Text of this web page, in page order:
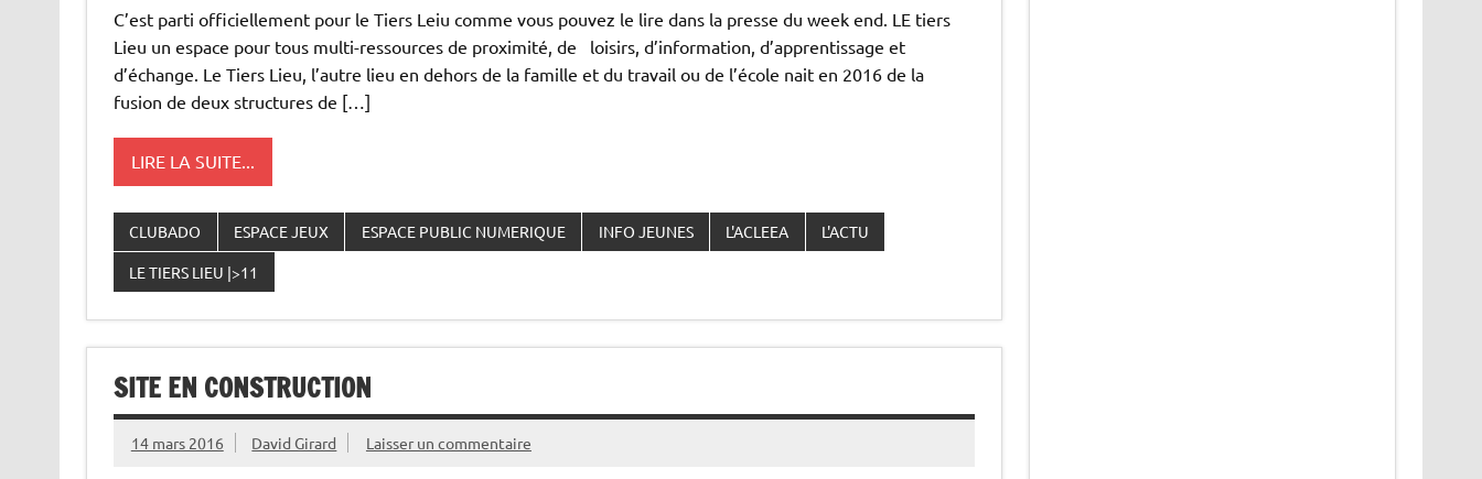
C’est parti officiellement pour le Tiers Leiu comme vous pouvez le lire dans la presse du week end. LE tiers
Lieu un espace pour tous multi-ressources de proximité, de loisirs, d’information, d’apprentissage et
d’échange. Le Tiers Lieu, l’autre lieu en dehors de la famille et du travail ou de l’école nait en 2016 de la
fusion de deux structures de […]
LIRE LA SUITE...
CLUBADO ESPACE JEUX ESPACE PUBLIC NUMERIQUE INFO JEUNES L'ACLEEA L'ACTU
LE TIERS LIEU |>11
SITE EN CONSTRUCTION
14 mars 2016 David Girard Laisser un commentaire